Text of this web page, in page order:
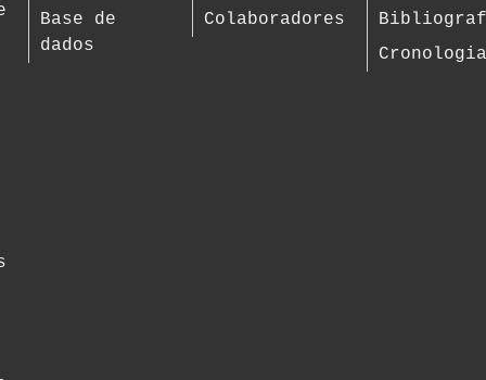
Base de
dados
Colaboradores